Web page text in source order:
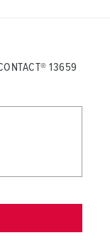
13659